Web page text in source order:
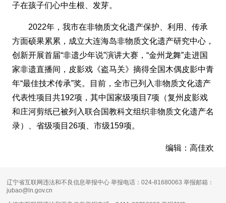
子在孩子们心中生根、发芽。
2022年，我市在非物质文化遗产保护、利用、传承
方面硕果累累，成立大连海岛非物质文化遗产研究中心，
创新开展首届“非遗少年说”演讲大赛，“金州龙舞”走进国
家非遗直播间，皮影戏《盗马关》摘得全国木偶皮影中青
年“最佳技术传承”奖。目前，全市已列入非物质文化遗产
代表性项目共192项，其中国家级项目7项（复州皮影戏
和庄河剪纸已被列入联合国教科文组织非物质文化遗产名
录）、省级项目26项、市级159项。
编辑：高佳欢
辽宁省互联网违法和不良信息举报中心 举报电话：024-81680063 举报邮箱：
jubao@ln.gov.cn